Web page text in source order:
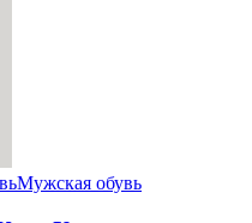
Мужская обувь